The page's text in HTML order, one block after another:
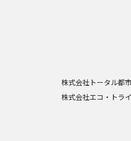
株式会社トータル都
株式会社エコ・トライ